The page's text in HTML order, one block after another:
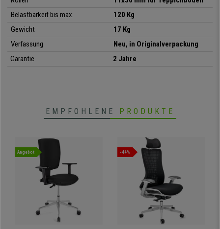
•Höhenverstellbare Armlehnen
• Stabiles und robustes Fußkreuz aus verchromtem Stahl
Belastbarkeit bis max.
120 Kg
Gewicht
17 Kg
Verfassung
Neu, in Originalverpackung
Garantie
2 Jahre
EMPFOHLENE PRODUKTE
Angebot -44%